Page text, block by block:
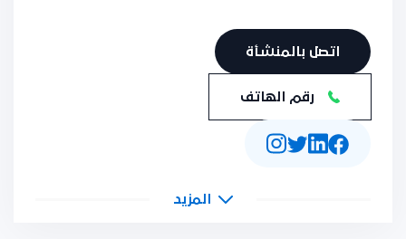
اتصل بالمنشأة
رقم الهاتف
المزيد